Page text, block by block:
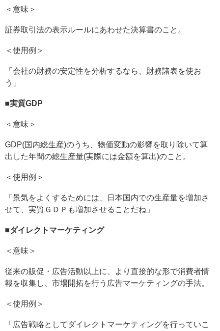
＜意味＞
証券取引法の表示ルールにあわせた決算書のこと。
＜使用例＞
「会社の財務の安定性を分析するなら、財務諸表を使お
う」
■実質GDP
＜意味＞
GDP(国内総生産)のうち、物価変動の影響を取り除いて算
出した年間の総生産量(実際には金額を算出)のこと。
＜使用例＞
「景気をよくするためには、日本国内での生産量を増加さ
せて、実質ＧＤＰも増加させることだね」
■ダイレクトマーケティング
＜意味＞
従来の販促・広告活動以上に、より直接的な形で消費者情
報を収集し、市場開拓を行う広告マーケティングの手法。
＜使用例＞
「広告戦略としてダイレクトマーケティングを行っていこ